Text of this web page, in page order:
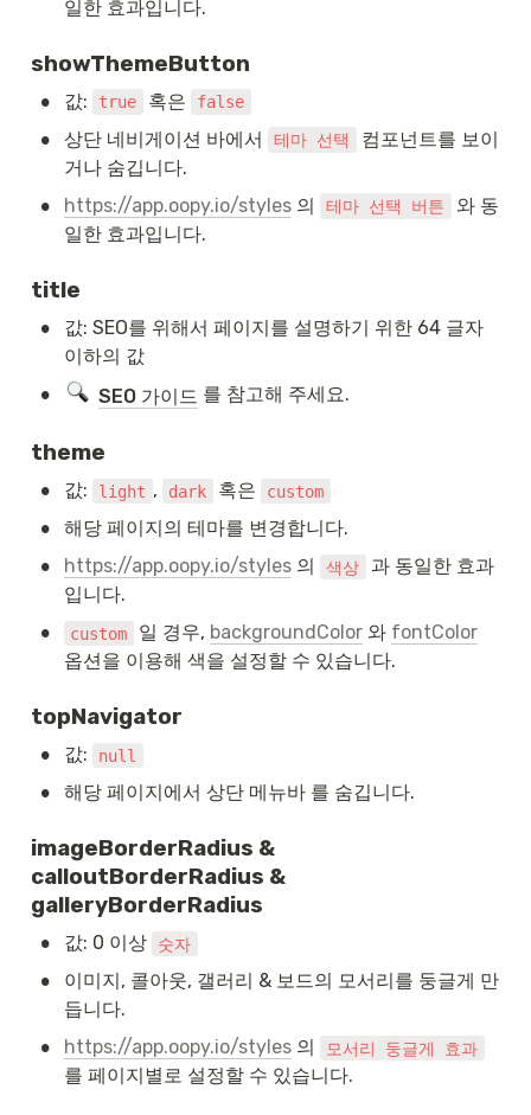
일한 효과입니다.
showThemeButton
• 값: true 혹은 false
• 상단 네비게이션 바에서 테마 선택
컴포넌트를 보이
거나 숨깁니다.
• https://app.oopy.io/styles 의 테마 선택 버튼
와 동
일한 효과입니다.
title
•
값: SEO를 위해서 페이지를 설명하기 위한 64 글자
이하의 값
• SEO 가이드 를 참고해 주세요.
theme
• 값: light , dark 혹은 custom
• 해당 페이지의 테마를 변경합니다.
• https://app.oopy.io/styles 의 색상
과 동일한 효과
입니다.
• custom 일 경우, backgroundColor 와 fontColor
옵션을 이용해 색을 설정할 수 있습니다.
topNavigator
• 값: null
• 해당 페이지에서 상단 메뉴바 를 숨깁니다.
imageBorderRadius &
calloutBorderRadius &
galleryBorderRadius
• 값: 0 이상 숫자
•
이미지, 콜아웃, 갤러리 & 보드의 모서리를 둥글게 만
듭니다.
• https://app.oopy.io/styles 의 모서리 둥글게 효과
를 페이지별로 설정할 수 있습니다.